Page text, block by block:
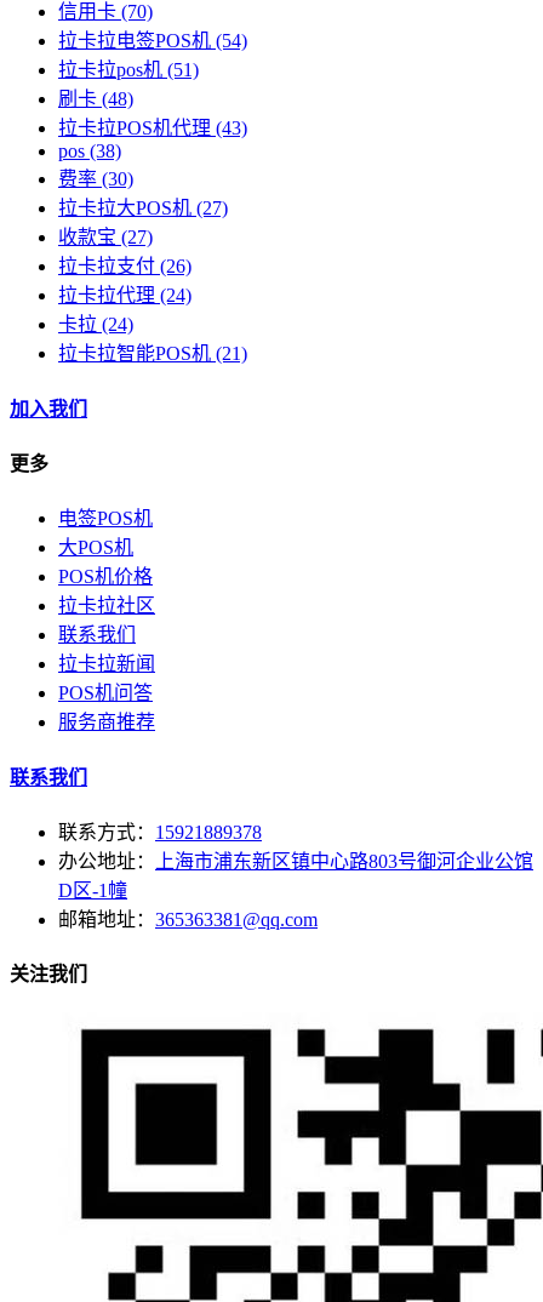
信用卡 (70)
拉卡拉电签POS机 (54)
拉卡拉pos机 (51)
刷卡 (48)
拉卡拉POS机代理 (43)
pos (38)
费率 (30)
拉卡拉大POS机 (27)
收款宝 (27)
拉卡拉支付 (26)
拉卡拉代理 (24)
卡拉 (24)
拉卡拉智能POS机 (21)
加入我们
更多
电签POS机
大POS机
POS机价格
拉卡拉社区
联系我们
拉卡拉新闻
POS机问答
服务商推荐
联系我们
联系方式： 15921889378
办公地址：
上海市浦东新区镇中心路803号御河企业公馆
D区-1幢
邮箱地址： 365363381@qq.com
关注我们